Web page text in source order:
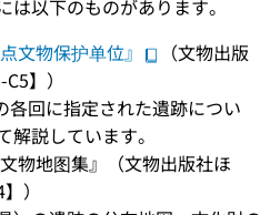
以下のものがあります。
文物保护单位』
（文物出版
】）
各回に指定された遺跡につい
説しています。
物地图集』（文物出版社ほ
）